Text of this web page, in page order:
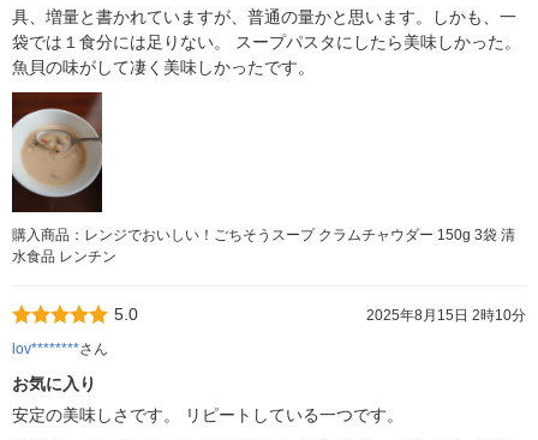
具、増量と書かれていますが、普通の量かと思います。しかも、一
袋では１食分には足りない。 スープパスタにしたら美味しかった。
魚貝の味がして凄く美味しかったです。
購入商品：レンジでおいしい！ごちそうスープ クラムチャウダー 150g 3袋 清
水食品 レンチン
5.0
2025年8月15日 2時10分
lov********さん
お気に入り
安定の美味しさです。 リピートしている一つです。